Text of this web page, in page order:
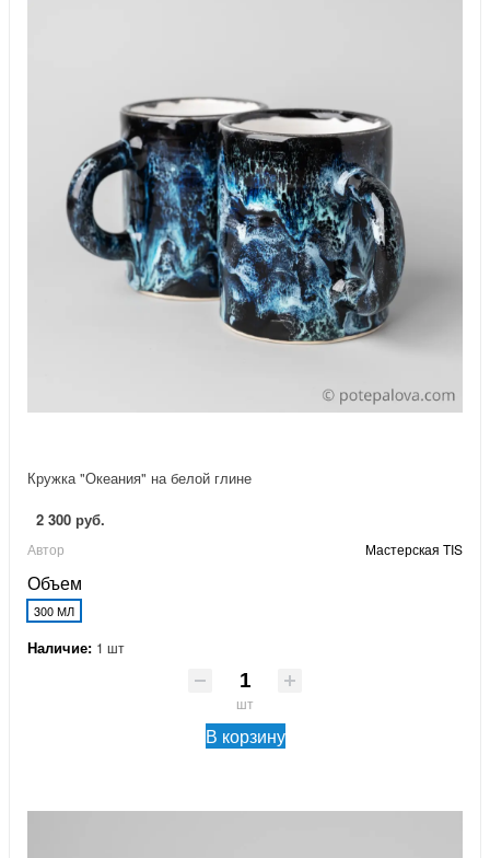
Кружка "Океания" на белой глине
2 300 руб.
Автор Мастерская TIS
Объем
300 МЛ
Наличие: 1 шт
шт
В корзину